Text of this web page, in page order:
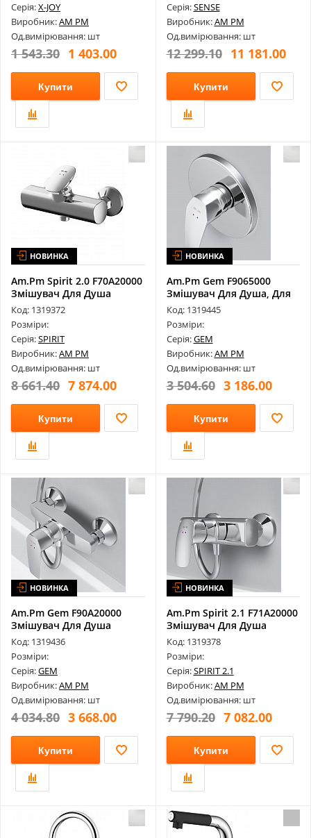
Серія:X-JOY
Виробник:AM PM
Од.вимірювання: шт
1 543.30 1 403.00
Купити
Серія:SENSE
Виробник:AM PM
Од.вимірювання: шт
12 299.10 11 181.00
Купити
НОВИНКА
Am.Pm Spirit 2.0 F70A20000
Змішувач Для Душа
Код: 1319372
Розміри:
Серія:SPIRIT
Виробник:AM PM
Од.вимірювання: шт
8 661.40 7 874.00
Купити
НОВИНКА
Am.Pm Gem F9065000
Змішувач Для Душа, Для
Монтажа У ...
Код: 1319445
Розміри:
Серія:GEM
Виробник:AM PM
Од.вимірювання: шт
3 504.60 3 186.00
Купити
НОВИНКА
Am.Pm Gem F90A20000
Змішувач Для Душа
Код: 1319436
Розміри:
Серія:GEM
Виробник:AM PM
Од.вимірювання: шт
4 034.80 3 668.00
Купити
НОВИНКА
Am.Pm Spirit 2.1 F71A20000
Змішувач Для Душа
Код: 1319378
Розміри:
Серія:SPIRIT 2.1
Виробник:AM PM
Од.вимірювання: шт
7 790.20 7 082.00
Купити